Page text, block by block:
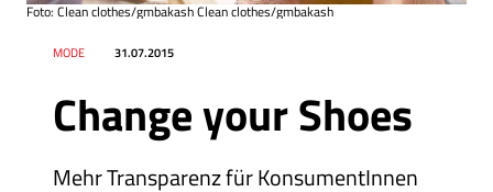
Change your Shoes
Mehr Transparenz für KonsumentInnen
Datum 31.07.2015
RessortMODE
Foto: Clean clothes/gmbakash Clean clothes/gmbakash